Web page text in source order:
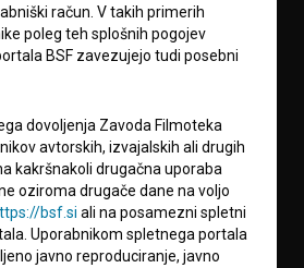
787X
račun. V takih primerih
poleg teh splošnih pogojev
BSF zavezujejo tudi posebni
dovoljenja Zavoda Filmoteka
avtorskih, izvajalskih ali drugih
kakršnakoli drugačna uporaba
oziroma drugače dane na voljo
bsf.si ali na posamezni spletni
Uporabnikom spletnega portala
javno reproduciranje, javno